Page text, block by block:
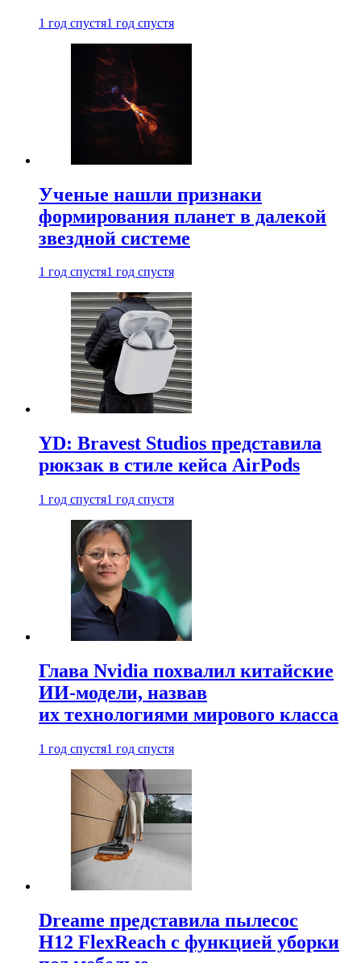
1 год спустя1 год спустя
Ученые нашли признаки
формирования планет в далекой
звездной системе
1 год спустя1 год спустя
YD: Bravest Studios представила
рюкзак в стиле кейса AirPods
1 год спустя1 год спустя
Глава Nvidia похвалил китайские
ИИ-модели, назвав
их технологиями мирового класса
1 год спустя1 год спустя
Dreame представила пылесос
H12 FlexReach с функцией уборки